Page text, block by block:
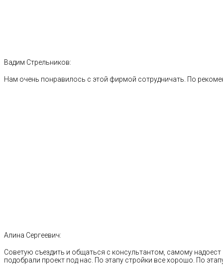
Вадим Стрельников:
Нам очень понравилось с этой фирмой сотрудничать. По
Алина Сергеевич:
Советую съездить и общаться с консультантом, самому
подобрали проект под нас. По этапу стройки все хорошо. По